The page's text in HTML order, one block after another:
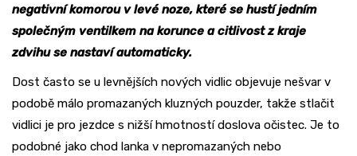
negativní komorou v levé noze, které se hustí jedním
společným ventilkem na korunce a citlivost z kraje
zdvihu se nastaví automaticky.
Dost často se u levnějších nových vidlic objevuje nešvar v
podobě málo promazaných kluzných pouzder, takže stlačit
vidlici je pro jezdce s nižší hmotností doslova očistec. Je to
podobné jako chod lanka v nepromazaných nebo